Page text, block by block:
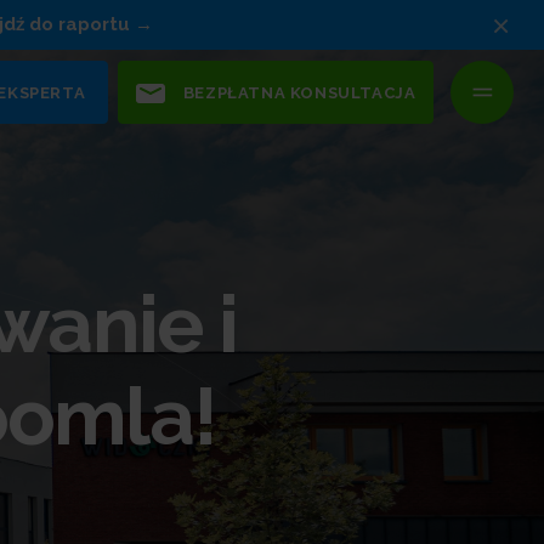
do raportu ×
BEZPŁATNA KONSULTACJA
i